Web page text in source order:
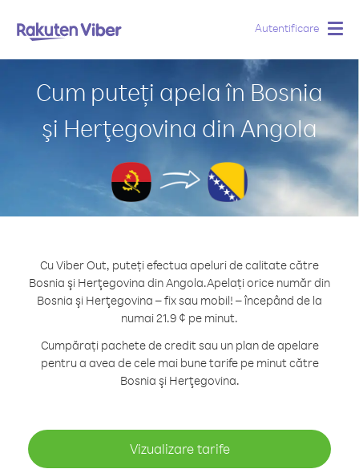
Autentificare
Cum puteți apela în Bosnia
şi Herţegovina din Angola
Cu Viber Out, puteți efectua apeluri de calitate către
Bosnia şi Herţegovina din Angola.Apelați orice număr din
Bosnia şi Herţegovina – fix sau mobil! – începând de la
numai 21.9 ¢ pe minut.
Cumpărați pachete de credit sau un plan de apelare
pentru a avea de cele mai bune tarife pe minut către
Bosnia şi Herţegovina.
Vizualizare tarife